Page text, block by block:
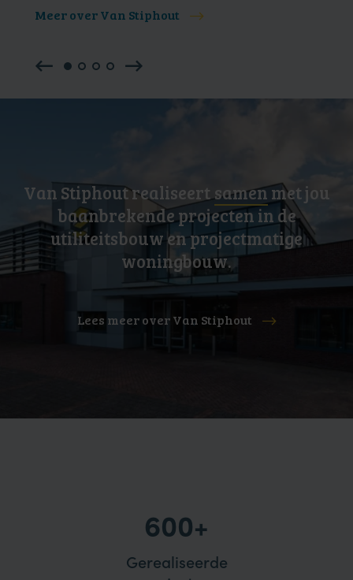
Meer over Van Stiphout
Van Stiphout realiseertsamenmet jou
baanbrekende projecten in de
utiliteitsbouw en projectmatige
woningbouw.
Lees meer over Van Stiphout
600+
Gerealiseerde